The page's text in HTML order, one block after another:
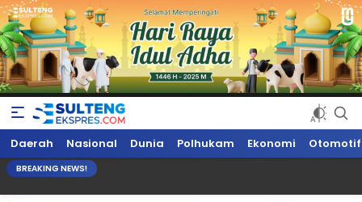
Sultengekspres.com
Berita Seputar Sulteng Hari Ini, Update Terkini, Suaranya Rakyat
Sulteng
Daerah Nasional Dunia Polhukam Ekonomi Otomotif
BREAKING NEWS!